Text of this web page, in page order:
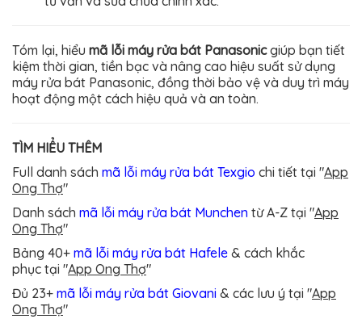
Tóm lại, hiểu mã lỗi máy rửa bát Panasonicgiúp bạn tiết
kiệm thời gian, tiền bạc và nâng cao hiệu suất sử dụng
máy rửa bát Panasonic, đồng thời bảo vệ và duy trì máy
hoạt động một cách hiệu quả và an toàn.
TÌM HIỂU THÊM
Full danh sách mã lỗi máy rửa bát Texgio chi tiết tại "App
Ong Thợ"
Danh sách mã lỗi máy rửa bát Munchen từ A-Z tại "App
Ong Thợ"
Bảng 40+ mã lỗi máy rửa bát Hafele & cách khắc
phục tại "App Ong Thợ"
Đủ 23+ mã lỗi máy rửa bát Giovani & các lưu ý tại "App
Ong Thợ"